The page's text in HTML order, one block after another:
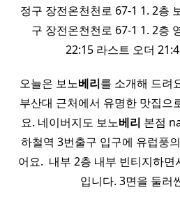
정구 장전온천천로 67-1 1. 2층
구 장전온천천로 67-1 1. 2층
22:15 라스트 오더
​ 오늘은 보노베리를 소개해 드려
부산대 근처에서 유명한 맛집으
요. 네이버지도 보노베리 본점
하철역 3번출구 입구에 유럽풍
어요. ​ 내부 2층 내부 빈티지하
입니다. 3면을 둘러